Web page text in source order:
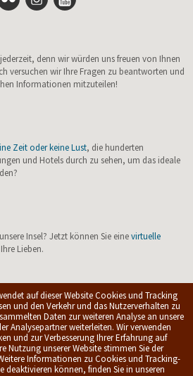
auf dieser Website Cookies und Tracking
und den Verkehr und das Nutzerverhalten zu
Daten zur weiteren Analyse an unsere
Analysepartner weiterleiten. Wir verwenden
und zur Verbesserung Ihrer Erfahrung auf
Nutzung unserer Website stimmen Sie der
Informationen zu Cookies und Tracking-
deaktivieren können, finden Sie in unseren
jederzeit, denn wir würden uns freuen von Ihnen
versuchen wir Ihre Fragen zu beantworten und
Informationen mitzuteilen!
Zeit oder keine Lust, die hunderten
und Hotels durch zu sehen, um das ideale
Insel? Jetzt können Sie einevirtuelle
Lieben.
|Privacy policy|Allgemeine
Spitze